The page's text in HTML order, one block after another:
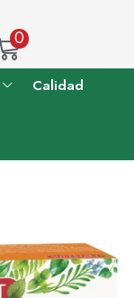
0
Calidad